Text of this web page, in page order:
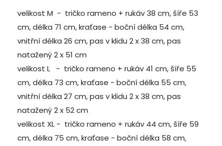
velikost M - tričko rameno + rukáv 38 cm, šíře 53
cm, délka 71 cm, kraťase - boční délka 54 cm,
vnitřní délka 26 cm, pas v klidu 2 x 38 cm, pas
natažený 2 x 51 cm
velikost L - tričko rameno + rukáv 41 cm, šíře 55
cm, délka 73 cm, kraťase - boční délka 55 cm,
vnitřní délka 27 cm, pas v klidu 2 x 38 cm, pas
natažený 2 x 52 cm
velikost XL - tričko rameno + rukáv 44 cm, šíře 59
cm, délka 75 cm, kraťase - boční délka 58 cm,